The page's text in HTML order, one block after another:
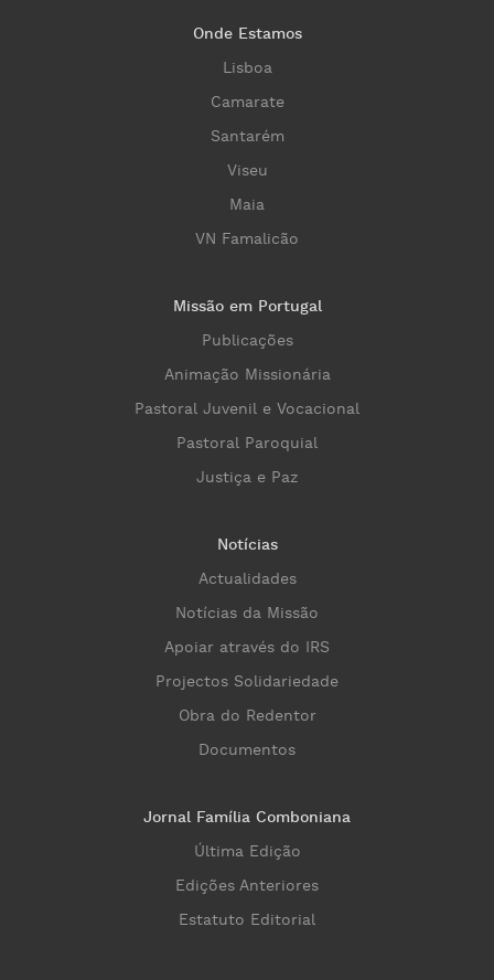
Onde Estamos
Lisboa
Camarate
Santarém
Viseu
Maia
VN Famalicão
Missão em Portugal
Publicações
Animação Missionária
Pastoral Juvenil e Vocacional
Pastoral Paroquial
Justiça e Paz
Notícias
Actualidades
Notícias da Missão
Apoiar através do IRS
Projectos Solidariedade
Obra do Redentor
Documentos
Jornal Família Comboniana
Última Edição
Edições Anteriores
Estatuto Editorial